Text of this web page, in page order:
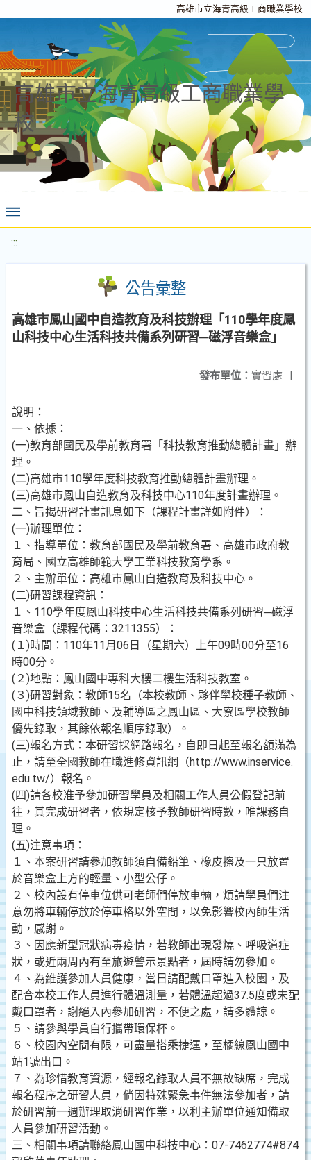
高雄市立海青高級工商職業學校
高雄市立海青高級工商職業學
校
:::
公告彙整
高雄市鳳山國中自造教育及科技辦理「110學年度鳳
山科技中心生活科技共備系列研習─磁浮音樂盒」
發布單位： 實習處 |
說明：
一、依據：
(一)教育部國民及學前教育署「科技教育推動總體計畫」辦
理。
(二)高雄市110學年度科技教育推動總體計畫辦理。
(三)高雄市鳳山自造教育及科技中心110年度計畫辦理。
二、旨揭研習計畫訊息如下（課程計畫詳如附件）：
(一)辦理單位：
１、指導單位：教育部國民及學前教育署、高雄市政府教
育局、國立高雄師範大學工業科技教育學系。
２、主辦單位：高雄市鳳山自造教育及科技中心。
(二)研習課程資訊：
１、110學年度鳳山科技中心生活科技共備系列研習─磁浮
音樂盒（課程代碼：3211355）：
(１)時間：110年11月06日（星期六）上午09時00分至16
時00分。
(２)地點：鳳山國中專科大樓二樓生活科技教室。
(３)研習對象：教師15名（本校教師、夥伴學校種子教師、
國中科技領域教師、及輔導區之鳳山區、大寮區學校教師
優先錄取，其餘依報名順序錄取）。
(三)報名方式：本研習採網路報名，自即日起至報名額滿為
止，請至全國教師在職進修資訊網（http://www.inservice.
edu.tw/）報名。
(四)請各校准予參加研習學員及相關工作人員公假登記前
往，其完成研習者，依規定核予教師研習時數，唯課務自
理。
(五)注意事項：
１、本案研習請參加教師須自備鉛筆、橡皮擦及一只放置
於音樂盒上方的輕量、小型公仔。
２、校內設有停車位供可老師們停放車輛，煩請學員們注
意勿將車輛停放於停車格以外空間，以免影響校內師生活
動，感謝。
３、因應新型冠狀病毒疫情，若教師出現發燒、呼吸道症
狀，或近兩周內有至旅遊警示景點者，屆時請勿參加。
４、為維護參加人員健康，當日請配戴口罩進入校園，及
配合本校工作人員進行體溫測量，若體溫超過37.5度或未配
戴口罩者，謝絕入內參加研習，不便之處，請多體諒。
５、請參與學員自行攜帶環保杯。
６、校園內空間有限，可盡量搭乘捷運，至橘線鳳山國中
站1號出口。
７、為珍惜教育資源，經報名錄取人員不無故缺席，完成
報名程序之研習人員，倘因特殊緊急事件無法參加者，請
於研習前一週辦理取消研習作業，以利主辦單位通知備取
人員參加研習活動。
三、相關事項請聯絡鳳山國中科技中心：07-7462774#874